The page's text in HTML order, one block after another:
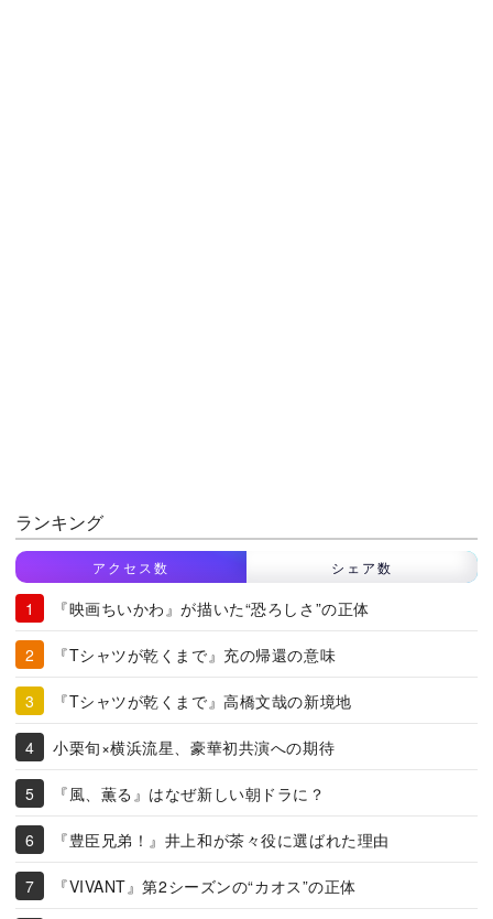
ランキング
アクセス数 シェア数
『映画ちいかわ』が描いた“恐ろしさ”の正体
『Tシャツが乾くまで』充の帰還の意味
『Tシャツが乾くまで』高橋文哉の新境地
小栗旬×横浜流星、豪華初共演への期待
『風、薫る』はなぜ新しい朝ドラに？
『豊臣兄弟！』井上和が茶々役に選ばれた理由
『VIVANT』第2シーズンの“カオス”の正体